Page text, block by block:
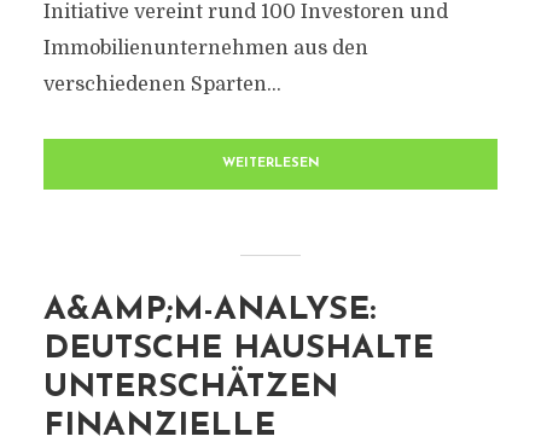
Initiative vereint rund 100 Investoren und
Immobilienunternehmen aus den
verschiedenen Sparten...
WEITERLESEN
A&AMP;M-ANALYSE:
DEUTSCHE HAUSHALTE
UNTERSCHÄTZEN
FINANZIELLE